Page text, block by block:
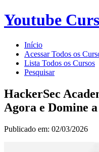
Youtube
Início
Acessar Todos os
Lista Todos os Cursos
Pesquisar
HackerSec
Agora e Domine
Publicado em: 02/03/2026